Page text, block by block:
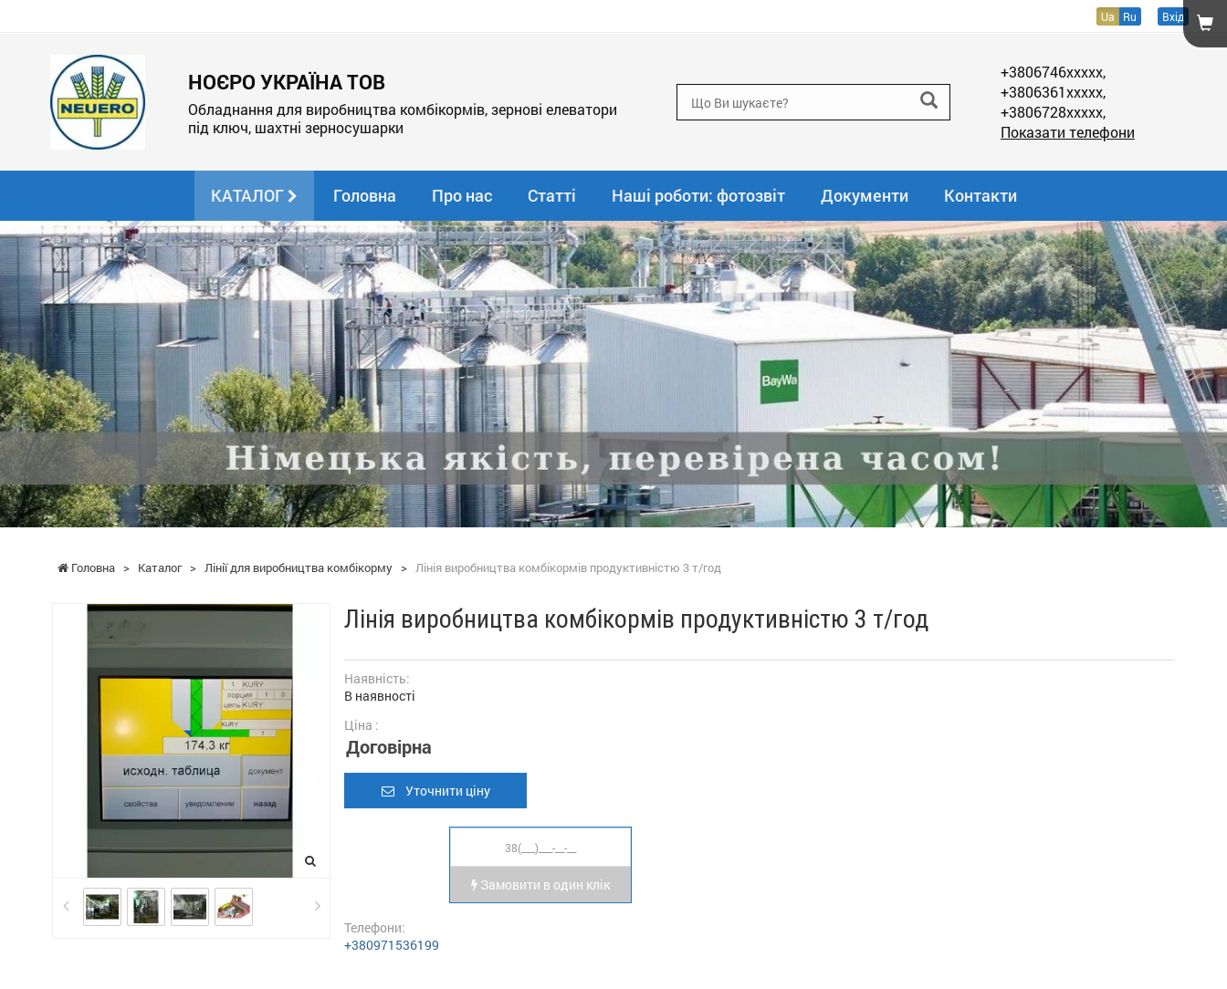
Ua Ru Вхід
НОЄРО УКРАЇНА ТОВ
Обладнання для виробництва комбікормів, зернові елеватори
під ключ, шахтні зерносушарки
+3806746xxxxx,
+3806361xxxxx,
+3806728xxxxx,
Показати телефони
КАТАЛОГ Головна Про нас Статті Наші роботи: фотозвіт Документи Контакти
Головна > Каталог > Лінії для виробництва комбікорму > Лінія виробництва комбікормів продуктивністю 3 т/год
Лінія виробництва комбікормів продуктивністю 3 т/год
Наявність:
В наявності
Ціна :
Договірна
Уточнити ціну
Замовити в один клік
Телефони:
+380971536199